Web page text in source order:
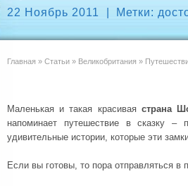
22 Ноябрь 2011 Метки:
Главная » Статьи » Великобритания »
Маленькая и такая красивая страна
напоминает путешествие в сказку –
удивительные истории, которые эти
Если вы готовы, то пора отправляться в